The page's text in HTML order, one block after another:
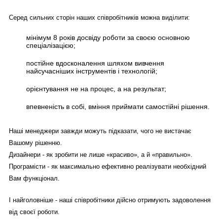
Серед сильних сторін наших співробітників можна виділити:
мінімум 8 років досвіду роботи за своєю основною
спеціалізацією;
постійне вдосконалення шляхом вивчення
найсучасніших інструментів і технологій;
орієнтування не на процес, а на результат;
впевненість в собі, вміння приймати самостійні рішення.
Наші менеджери завжди можуть підказати, чого не вистачає
Вашому рішенню.
Дизайнери - як зробити не лише «красиво», а й «правильно».
Програмісти - як максимально ефективно реалізувати необхідний
Вам функціонал.
І найголовніше - наші співробітники дійсно отримують задоволення
від своєї роботи.